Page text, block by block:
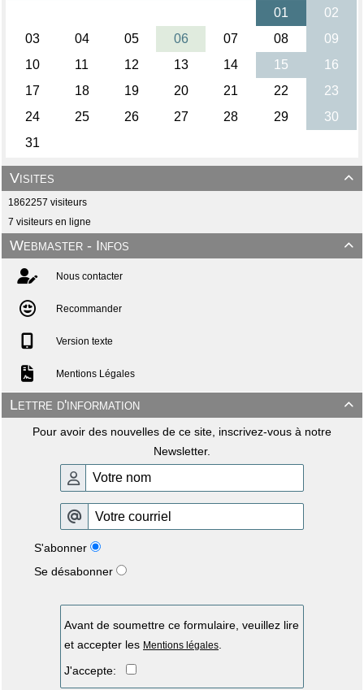

Visites
1862257 visiteurs
7 visiteurs en ligne

Webmaster - Infos
Nous contacter
Recommander
Version texte
Mentions Légales

Lettre d'information
Pour avoir des nouvelles de ce site, inscrivez-vous à notre
Newsletter.
S'abonner
Se désabonner
Avant de soumettre ce formulaire, veuillez lire
et accepter les Mentions légales.
J'accepte: